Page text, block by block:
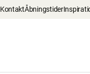
KontaktÅbningstider